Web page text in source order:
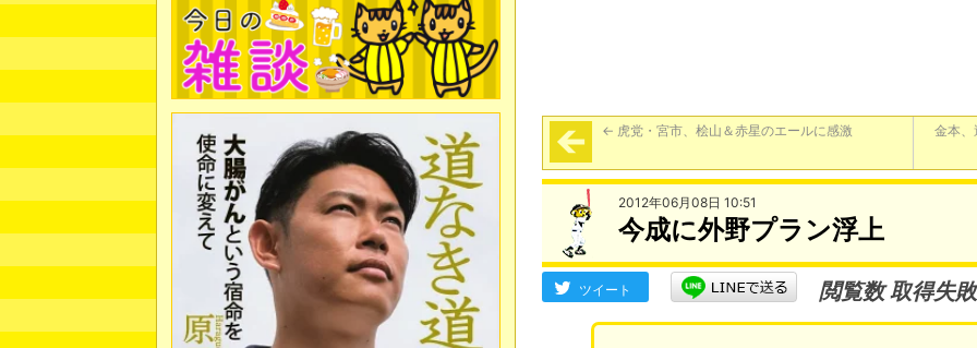
← 虎党・宮市、桧山＆赤星のエールに感激 金本、
2012年06月08日 10:51
今成に外野プラン浮上
ツイート 閲覧数 取得失敗